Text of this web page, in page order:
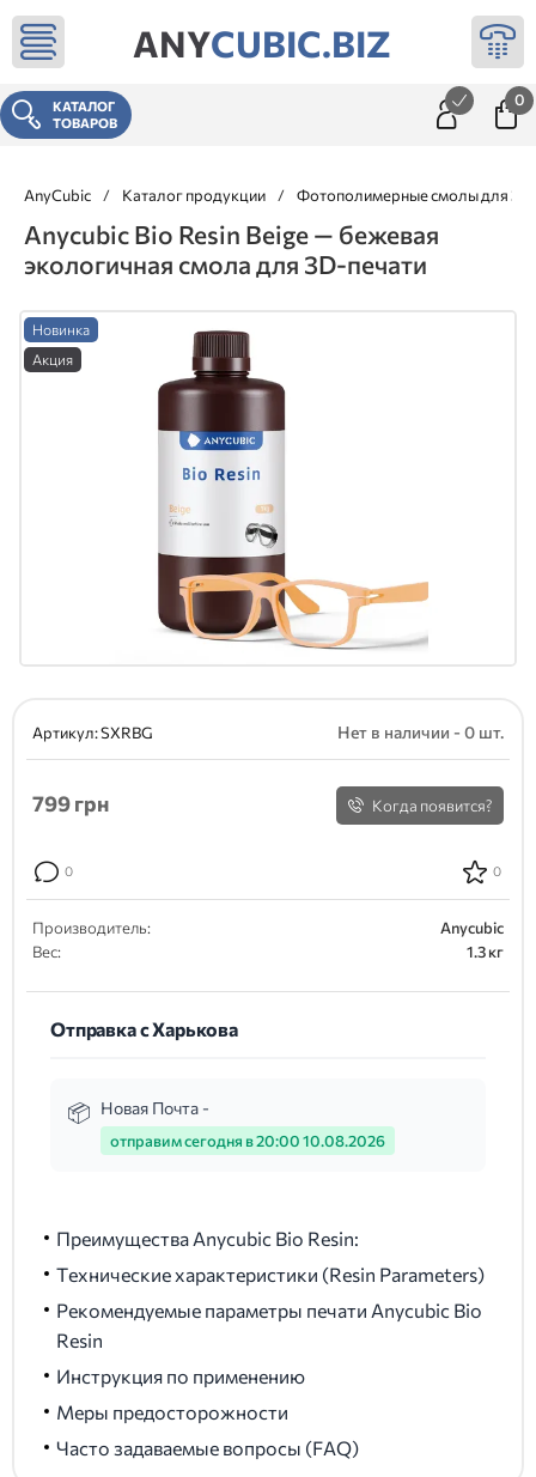
ANYCUBIC.BIZ
КАТАЛОГ
ТОВАРОВ
0
AnyCubic / Каталог продукции / Фотополимерные смолы для 3д
Anycubic Bio Resin Beige — бежевая
экологичная смола для 3D-печати
Новинка
Акция
Артикул:SXRBG Нет в наличии - 0 шт.
799грн Когда появится?
0 0
Производитель:
Anycubic
Вес:
1.3 кг
Отправка с Харькова
Новая Почта -
отправим сегодня в 20:00 10.08.2026
Преимущества Anycubic Bio Resin:
Технические характеристики (Resin Parameters)
Рекомендуемые параметры печати Anycubic Bio
Resin
Инструкция по применению
Меры предосторожности
Часто задаваемые вопросы (FAQ)